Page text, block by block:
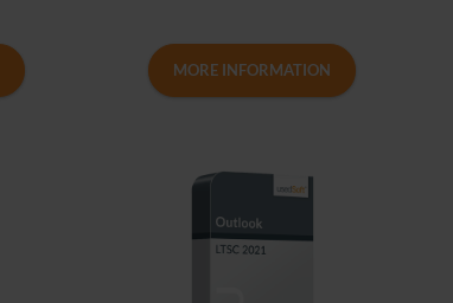
MORE INFORMATION